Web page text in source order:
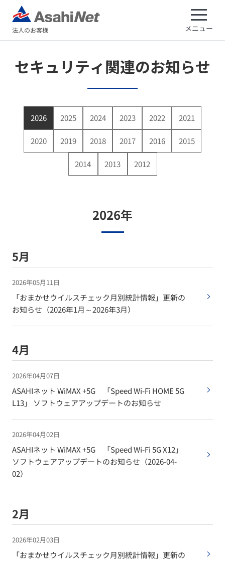
法人のお客様 メニュー
セキュリティ関連のお知らせ
2026 2025 2024 2023 2022 2021
2020 2019 2018 2017 2016 2015
2014 2013 2012
2026年
5月
2026年05月11日
「おまかせウイルスチェック月別統計情報」更新の
お知らせ（2026年1月～2026年3月）
4月
2026年04月07日
ASAHIネット WiMAX +5G 「Speed Wi-Fi HOME 5G
L13」 ソフトウェアアップデートのお知らせ
2026年04月02日
ASAHIネット WiMAX +5G 「Speed Wi-Fi 5G X12」
ソフトウェアアップデートのお知らせ（2026-04-
02）
2月
2026年02月03日
「おまかせウイルスチェック月別統計情報」更新の